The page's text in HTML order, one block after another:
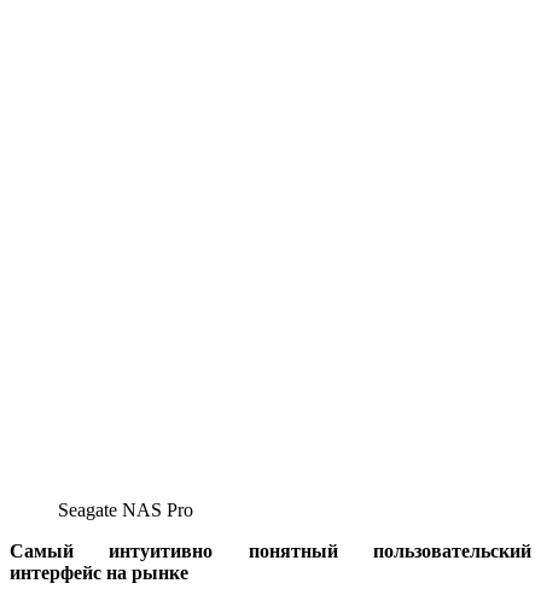
Seagate NAS Pro
Самый интуитивно понятный пользовательский
интерфейс на рынке